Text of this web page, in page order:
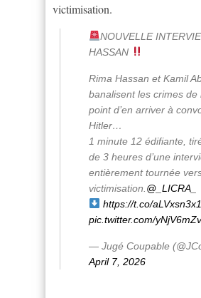
victimisation.
NOUVELLE
HASSAN
Rima Hassan et Kamil
banalisent les crimes de
point d’en arriver à
Hitler…
1 minute 12 édifiante,
de 3 heures d’une
entièrement tournée
victimisation. @_LICRA_
https://t.co/
pic.twitter.com/
— Jugé Coupable
April 7, 2026